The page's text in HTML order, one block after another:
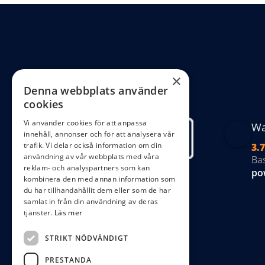
3.7
×
Denna webbplats använder
cookies
Vi använder cookies för att anpassa
innehåll, annonser och för att analysera vår
trafik. Vi delar också information om din
användning av vår webbplats med våra
reklam- och analyspartners som kan
kombinera den med annan information som
du har tillhandahållit dem eller som de har
samlat in från din användning av deras
tjänster. Läs mer
STRIKT NÖDVÄNDIGT
PRESTANDA